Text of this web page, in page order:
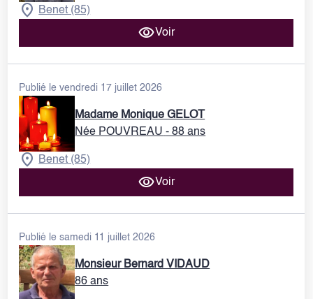
Benet (85)
Voir
Publié le vendredi 17 juillet 2026
Madame Monique GELOT
Née POUVREAU - 88 ans
Benet (85)
Voir
Publié le samedi 11 juillet 2026
Monsieur Bernard VIDAUD
86 ans